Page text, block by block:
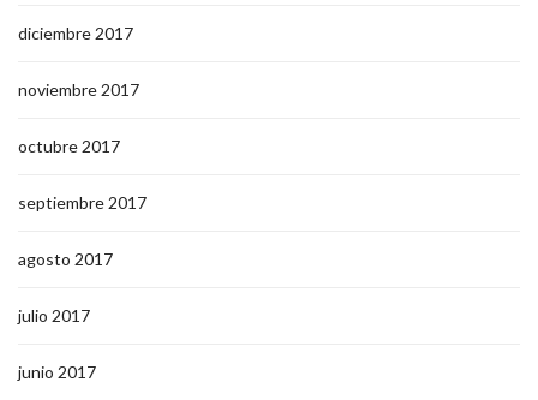
diciembre 2017
noviembre 2017
octubre 2017
septiembre 2017
agosto 2017
julio 2017
junio 2017